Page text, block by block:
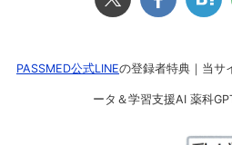
PASSMED公式LINEの登録者特典｜当サ
ータ＆学習支援AI 薬科